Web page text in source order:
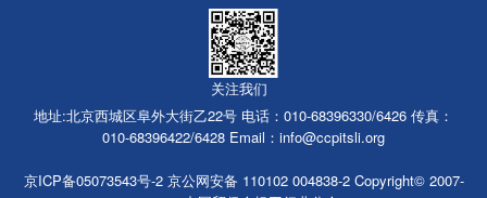
关注我们
地址:北京西城区阜外大街乙22号 电话：010-68396330/6426 传真：
010-68396422/6428 Email： info@ccpitsli.org
京ICP备05073543号-2 京公网安备 110102 004838-2 Copyright© 2007-